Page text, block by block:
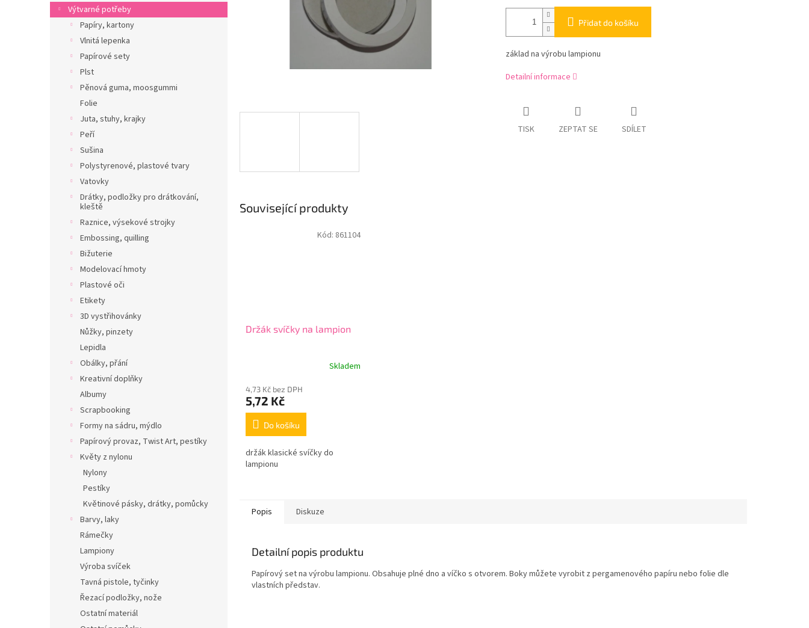
n
e
Výtvarné potřeby
Papíry, kartony
Vlnitá lepenka
Papírové sety
Plst
Pěnová guma, moosgummi
Folie
Juta, stuhy, krajky
Peří
Sušina
Polystyrenové, plastové tvary
Vatovky
Drátky, podložky pro drátkování,
kleště
Raznice, výsekové strojky
Embossing, quilling
Bižuterie
Modelovací hmoty
Plastové oči
Etikety
3D vystřihovánky
Nůžky, pinzety
Lepidla
Obálky, přání
Kreativní doplňky
Albumy
Scrapbooking
Formy na sádru, mýdlo
Papírový provaz, Twist Art, pestíky
Květy z nylonu
Nylony
Pestíky
Květinové pásky, drátky, pomůcky
Barvy, laky
Rámečky
Lampiony
Výroba svíček
Tavná pistole, tyčinky
Řezací podložky, nože
Ostatní materiál
Přidat do košíku
základ na výrobu lampionu
Detailní informace
TISK ZEPTAT SE SDÍLET
Související produkty
Držák svíčky na lampion
Skladem
4,73 Kč bez DPH
5,72 Kč
Do košíku
držák klasické svíčky do
lampionu
Kód: 861104
Popis Diskuze
Detailní popis produktu
Papírový set na výrobu lampionu. Obsahuje plné dno a víčko s otvorem. Boky můžete vyrobit z pergamenového papíru nebo folie dle
vlastních představ.